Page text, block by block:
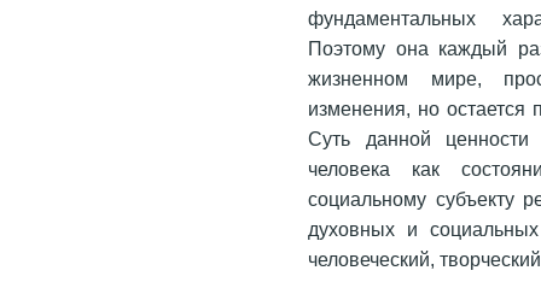
фундаментальных
Поэтому она каждый
жизненном мире,
изменения, но остается
Суть данной
человека как
социальному субъекту
духовных и
человеческий,